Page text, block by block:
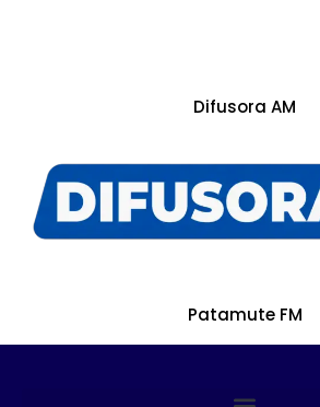
Difusora AM
Patamute FM